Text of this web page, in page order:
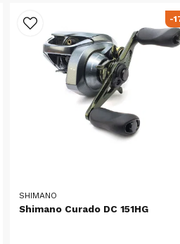
SHIMANO
Shimano Curado DC 151HG
-